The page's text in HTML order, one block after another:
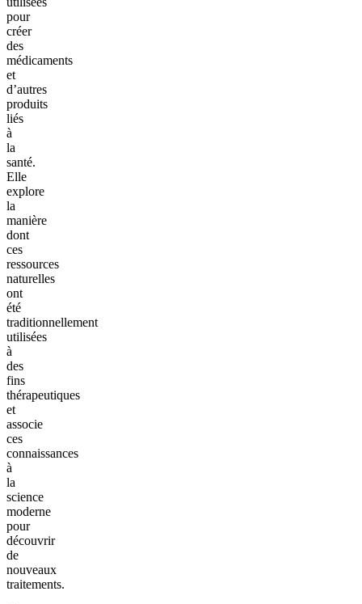
pour
créer
des
médicaments
et
d’autres
produits
liés
à
la
santé.
Elle
explore
la
manière
dont
ces
ressources
naturelles
ont
été
traditionnellement
utilisées
à
des
fins
thérapeutiques
et
associe
ces
connaissances
à
la
science
moderne
pour
découvrir
de
nouveaux
traitements.